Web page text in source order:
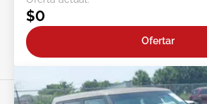
$0
Ofertar